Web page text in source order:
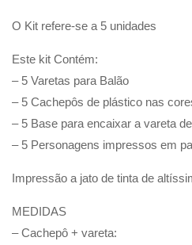
O Kit refere-se a 5 unidades
Este kit Contém:
– 5 Varetas para Balão
– 5 Cachepôs de plástico nas
– 5 Base para encaixar a vareta
– 5 Personagens impressos em
Impressão a jato de tinta de
MEDIDAS
– Cachepô + vareta: